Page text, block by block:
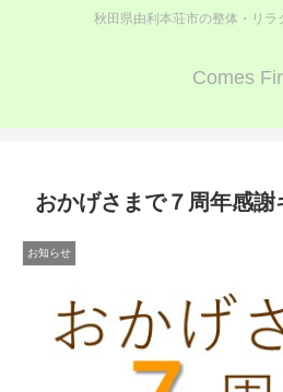
秋田県由利本荘市の整体・リラ
Comes
おかげさまで７周年感謝
お知らせ